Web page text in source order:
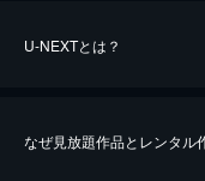
U-NEXTとは？
なぜ見放題作品とレンタル